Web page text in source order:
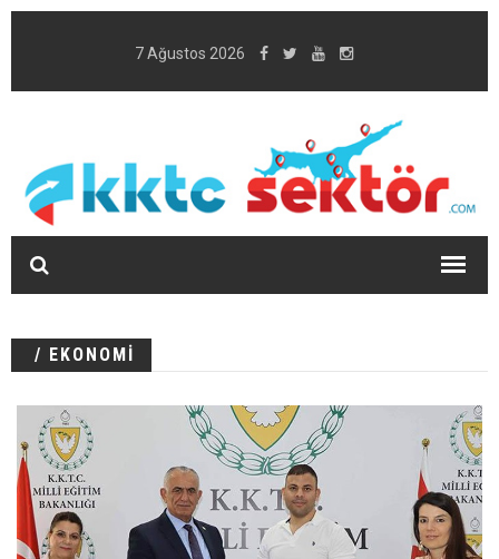
7 Ağustos 2026
/ EKONOMİ